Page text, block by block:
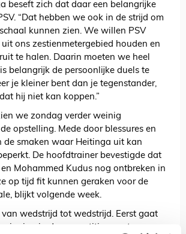
beseft zich dat daar een belangrijke
“Dat hebben we ook in de strijd om
kunnen zien. We willen PSV
ons zestienmetergebied houden en
te halen. Daarin moeten we heel
belangrijk de persoonlijke duels te
je kleiner bent dan je tegenstander,
hij niet kan koppen.”
we zondag verder weinig
opstelling. Mede door blessures en
de smaken waar Heitinga uit kan
De hoofdtrainer bevestigde dat
en Mohammed Kudus nog ontbreken in
op tijd fit kunnen geraken voor de
blijkt volgende week.
van wedstrijd tot wedstrijd. Eerst gaat